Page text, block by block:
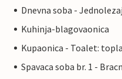
Dnevna soba -
Kuhinja-blagovaonica
Kupaonica - Toalet:
Spavaca soba br. 1 -